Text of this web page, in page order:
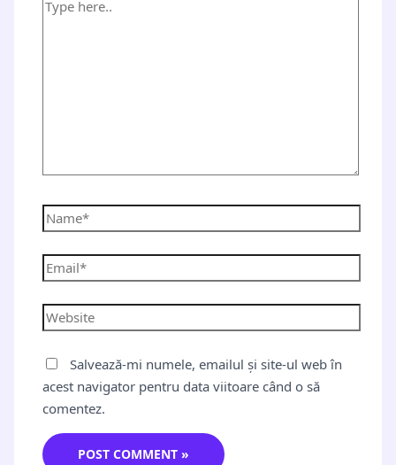
Salvează-mi numele, emailul și site-ul web în
acest navigator pentru data viitoare când o să
comentez.